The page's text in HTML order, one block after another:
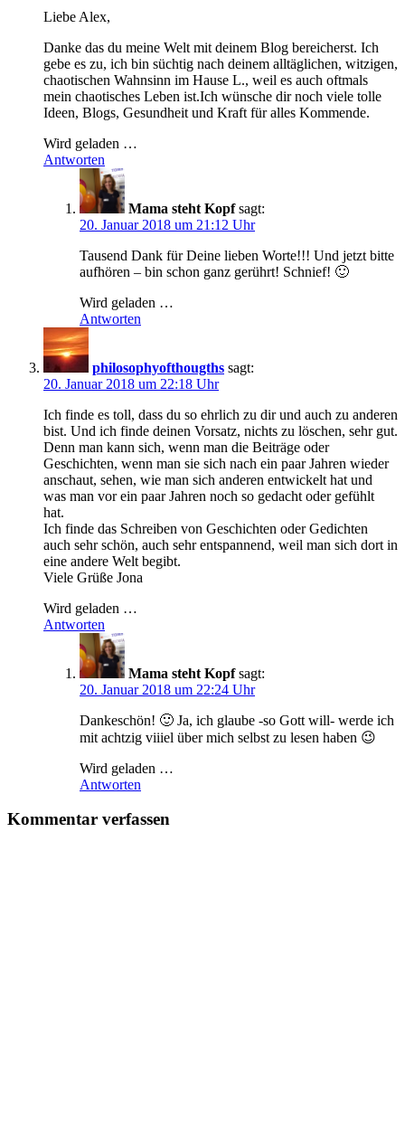
Liebe Alex,
Danke das du meine Welt mit deinem Blog bereicherst. Ich
gebe es zu, ich bin süchtig nach deinem alltäglichen, witzigen,
chaotischen Wahnsinn im Hause L., weil es auch oftmals
mein chaotisches Leben ist.Ich wünsche dir noch viele tolle
Ideen, Blogs, Gesundheit und Kraft für alles Kommende.
Wird geladen …
Antworten
Mama steht Kopf sagt:
20. Januar 2018 um 21:12 Uhr
Tausend Dank für Deine lieben Worte!!! Und jetzt bitte
aufhören – bin schon ganz gerührt! Schnief! 🙂
Wird geladen …
Antworten
philosophyofthougths sagt:
20. Januar 2018 um 22:18 Uhr
Ich finde es toll, dass du so ehrlich zu dir und auch zu anderen
bist. Und ich finde deinen Vorsatz, nichts zu löschen, sehr gut.
Denn man kann sich, wenn man die Beiträge oder
Geschichten, wenn man sie sich nach ein paar Jahren wieder
anschaut, sehen, wie man sich anderen entwickelt hat und
was man vor ein paar Jahren noch so gedacht oder gefühlt
hat.
Ich finde das Schreiben von Geschichten oder Gedichten
auch sehr schön, auch sehr entspannend, weil man sich dort in
eine andere Welt begibt.
Viele Grüße Jona
Wird geladen …
Antworten
Mama steht Kopf sagt:
20. Januar 2018 um 22:24 Uhr
Dankeschön! 🙂 Ja, ich glaube -so Gott will- werde ich
mit achtzig viiiel über mich selbst zu lesen haben 😉
Wird geladen …
Antworten
Kommentar verfassen